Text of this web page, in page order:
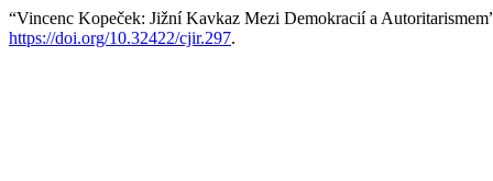
“Vincenc Kopeček: Jižní Kavkaz Mezi Demokracií a
https://doi.org/10.32422/cjir.297.